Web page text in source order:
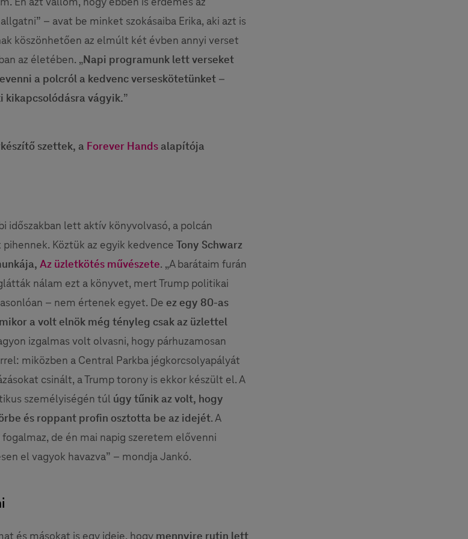
– avat be minket szokásaiba Erika, aki azt is
köszönhetően az elmúlt két évben annyi verset
az életében. „Napi programunk lett verseket
a polcról a kedvenc verseskötetünket –
kikapcsolódásra vágyik.”
szettek, a Forever Hands alapítója
időszakban lett aktív könyvolvasó, a polcán
Köztük az egyik kedvence Tony Schwarz
Az üzletkötés művészete. „A barátaim furán
nálam ezt a könyvet, mert Trump politikai
– nem értenek egyet. De ez egy 80-as
a volt elnök még tényleg csak az üzlettel
izgalmas volt olvasni, hogy párhuzamosan
miközben a Central Parkba jégkorcsolyapályát
csinált, a Trump torony is ekkor készült el. A
személyiségén túl úgy tűnik az volt, hogy
és roppant profin osztotta be az idejét. A
de én mai napig szeretem elővenni
el vagyok havazva” – mondja Jankó.
és másokat is egy ideje, hogy mennyire rutin lett